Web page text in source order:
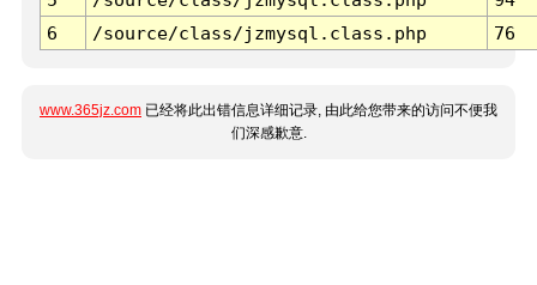
6
/source/class/jzmysql.class.php 76
www.365jz.com 已经将此出错信息详细记录, 由此给您带来的访问不便我
们深感歉意.